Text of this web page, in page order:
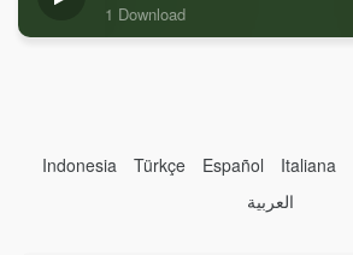
1 Download
Indonesia Türkçe Español Italiana
العربية